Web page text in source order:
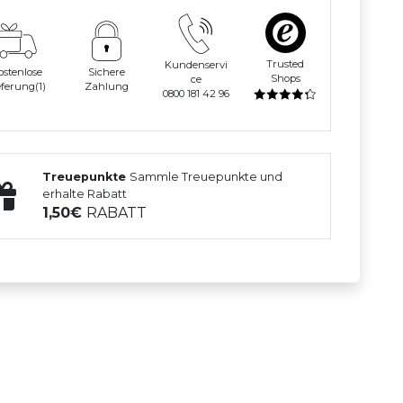
Sichere
Zahlung
Kundenservi
ce
0800 181 42 96
Trusted
Shops
Treuepunkte Sammle Treuepunkte und
erhalte Rabatt
1,50 RABATT